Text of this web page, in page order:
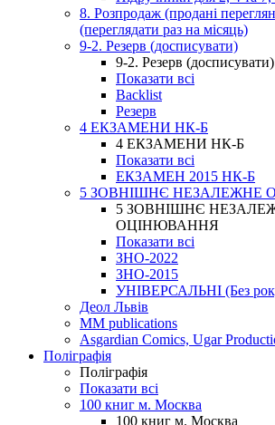
8. Розпродаж (продані
(переглядати раз на місяць)
9-2. Резерв (досписувати)
9-2. Резерв (досписувати)
Показати всі
Backlist
Резерв
4 ЕКЗАМЕНИ НК-Б
4 ЕКЗАМЕНИ НК-Б
Показати всі
ЕКЗАМЕН 2015 НК-Б
5 ЗОВНІШНЄ НЕЗАЛЕЖНЕ
5 ЗОВНІШНЄ
ОЦІНЮВАННЯ
Показати всі
ЗНО-2022
ЗНО-2015
УНІВЕРСАЛЬНІ (Без
Деол Львів
MM publications
Asgardian Comics, Ugar
Поліграфія
Поліграфія
Показати всі
100 книг м. Москва
100 книг м. Москва